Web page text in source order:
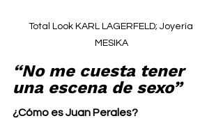
Total Look KARL LAGERFELD; Joyería
MESIKA
“No me cuesta tener
una escena de sexo”
¿Cómo es Juan Perales?